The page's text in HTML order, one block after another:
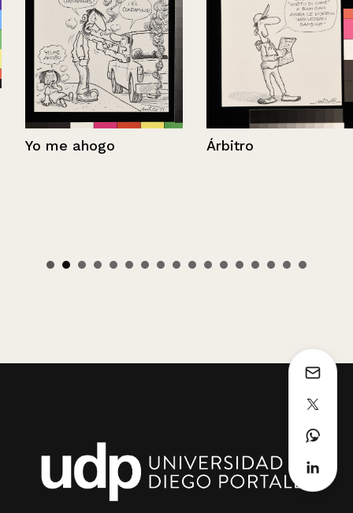
Yo me ahogo Árbitro